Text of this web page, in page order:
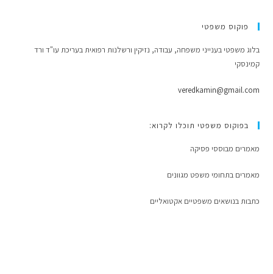
פוקוס משפטי
בלוג משפטי בענייני משפחה, עבודה, נזיקין ורשלנות רפואית בעריכת עו"ד ורד
קמינסקי
veredkamin@gmail.com
בפוקוס משפטי תוכלו לקרוא:
מאמרים מבוססי פסיקה
מאמרים בתחומי משפט מגוונים
כתבות בנושאים משפטיים אקטואליים